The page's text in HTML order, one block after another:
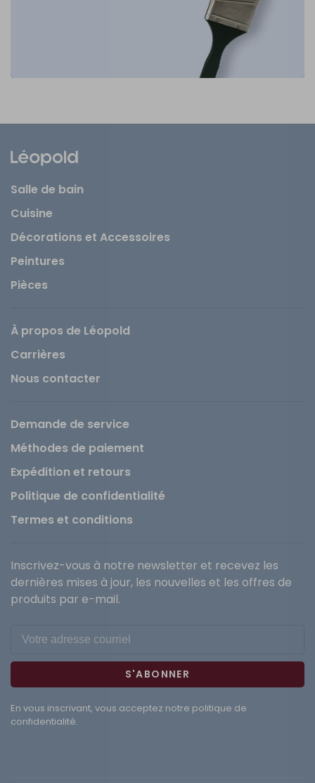
Salle de bain
Cuisine
Décorations et Accessoires
Peintures
Pièces
À propos de Léopold
Carrières
Nous contacter
Demande de service
Méthodes de paiement
Expédition et retours
Politique de confidentialité
Termes et conditions
Inscrivez-vous à notre newsletter et recevez les
dernières mises à jour, les nouvelles et les offres de
produits par e-mail.
S'ABONNER
En vous inscrivant, vous acceptez notre politique de
confidentialité.